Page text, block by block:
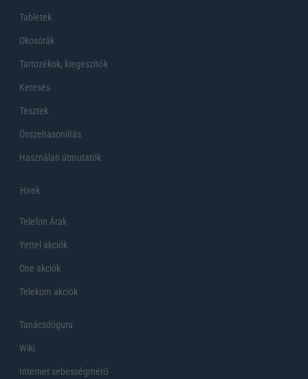
Tabletek
Okosórák
Tartozékok, kiegeszítők
Keresés
Tesztek
Összehasonlítás
Használati útmutatók
Hirek
Telefon Árak
Yettel akciók
One akciók
Telekom akciók
Tanácsdóguru
Wiki
Internet sebességmérő